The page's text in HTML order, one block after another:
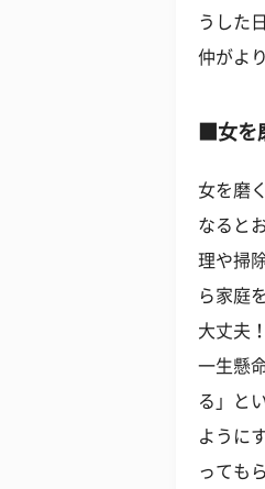
うした
仲がよ
■女を
女を磨
なると
理や掃
ら家庭
大丈夫
一生懸
る」と
ように
っても